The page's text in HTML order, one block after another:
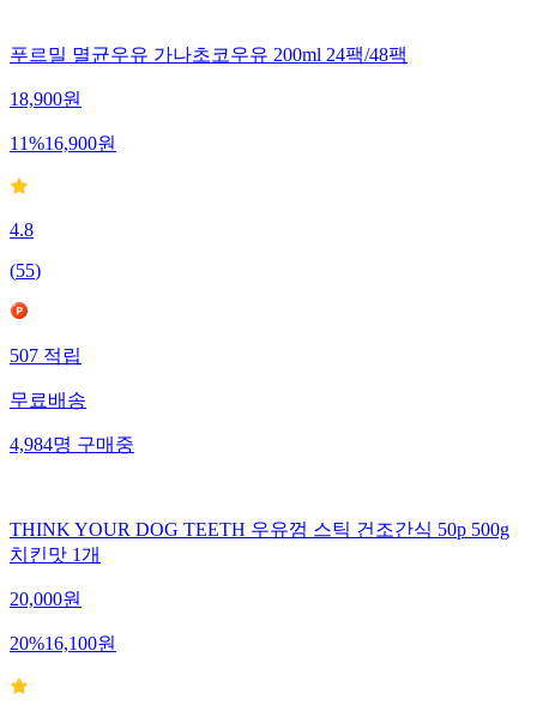
푸르밀 멸균우유 가나초코우유 200ml 24팩/48팩
18,900원
11%16,900원
4.8
(55)
507적립
무료배송
4,984명구매중
THINK YOUR DOG TEETH 우유껌 스틱 건조간식 50p 500g
치킨맛 1개
20,000원
20%16,100원